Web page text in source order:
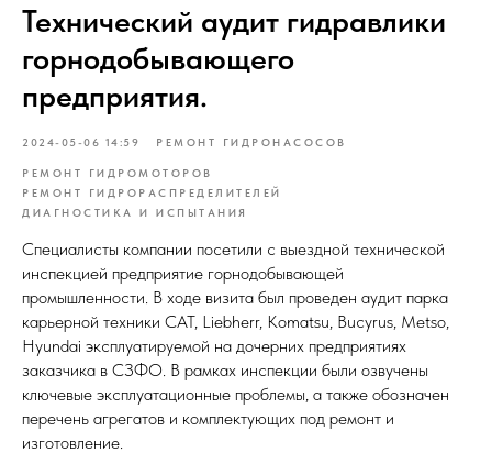
Технический аудит гидравлики
горнодобывающего
предприятия.
2024-05-06 14:59 РЕМОНТ ГИДРОНАСОСОВ
РЕМОНТ ГИДРОМОТОРОВ
РЕМОНТ ГИДРОРАСПРЕДЕЛИТЕЛЕЙ
ДИАГНОСТИКА И ИСПЫТАНИЯ
Специалисты компании посетили с выездной технической
инспекцией предприятие горнодобывающей
промышленности. В ходе визита был проведен аудит парка
карьерной техники CAT, Liebherr, Komatsu, Bucyrus, Metso,
Hyundai эксплуатируемой на дочерних предприятиях
заказчика в СЗФО. В рамках инспекции были озвучены
ключевые эксплуатационные проблемы, а также обозначен
перечень агрегатов и комплектующих под ремонт и
изготовление.